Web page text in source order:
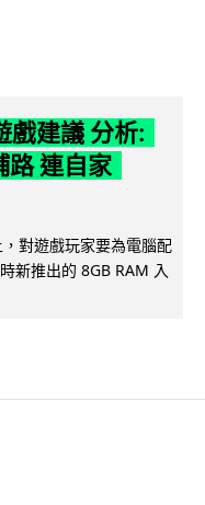
戲建議 分析:
連自家
對遊戲玩家要為電腦配
新推出的 8GB RAM 入